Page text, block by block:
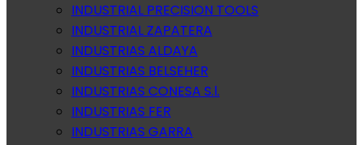
INDUSTRIAL PRECISION TOOLS
INDUSTRIAL ZAPATERA
INDUSTRIAS ALDAYA
INDUSTRIAS BELSEHER
INDUSTRIAS CONESA S.l.
INDUSTRIAS FER
INDUSTRIAS GARRA